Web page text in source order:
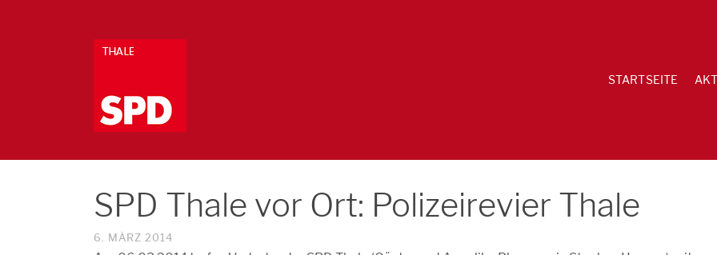
STARTSEITE
SPD Thale vor Ort: Polizeirevier Thale
6. MÄRZ 2014